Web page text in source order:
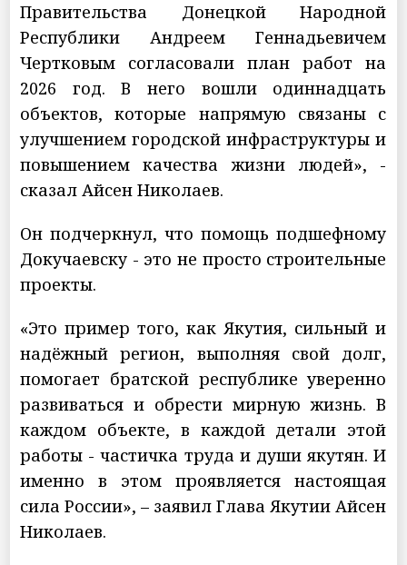
Правительства Донецкой Народной
Республики Андреем Геннадьевичем
Чертковым согласовали план работ на
2026 год. В него вошли одиннадцать
объектов, которые напрямую связаны с
улучшением городской инфраструктуры и
повышением качества жизни людей», -
сказал Айсен Николаев.
Он подчеркнул, что помощь подшефному
Докучаевску - это не просто строительные
проекты.
«Это пример того, как Якутия, сильный и
надёжный регион, выполняя свой долг,
помогает братской республике уверенно
развиваться и обрести мирную жизнь. В
каждом объекте, в каждой детали этой
работы - частичка труда и души якутян. И
именно в этом проявляется настоящая
сила России», – заявил Глава Якутии Айсен
Николаев.